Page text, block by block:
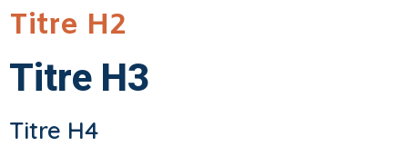
Titre H2
Titre H3
Titre H4